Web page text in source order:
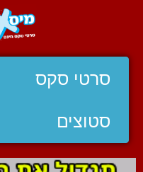
סרטי סקס
סטוצים